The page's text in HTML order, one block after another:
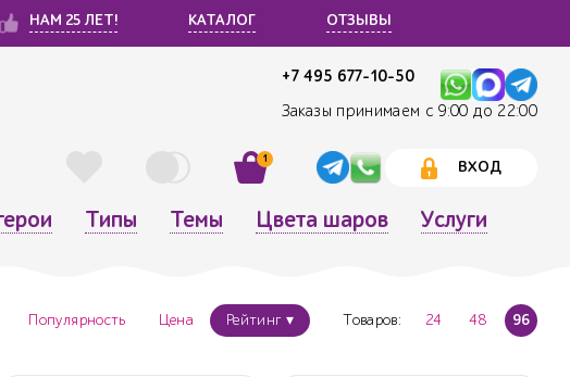
НАМ 25 ЛЕТ! КАТАЛОГ ОТЗЫВЫ
+7 495 677-10-50
Заказы принимаем с 9:00 до 22:00
1
ВХОД
Типы Темы Цвета шаров Услуги
Популярность Цена Рейтинг ▾ Товаров: 24 48 96